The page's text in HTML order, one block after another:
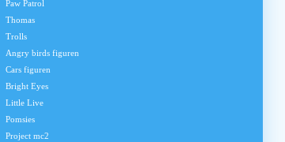
Paw Patrol
Thomas
Trolls
Angry birds figuren
Cars figuren
Bright Eyes
Little Live
Pomsies
Project mc2